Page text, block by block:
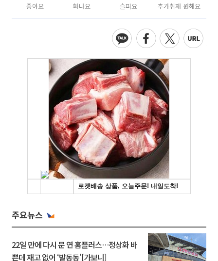
좋아요 화나요 슬퍼요 추가취재 원해요
주요뉴스
22일 만에 다시 문 연 홈플러스…정상화 바
쁜데 재고 없어 ‘발동동’[가보니]